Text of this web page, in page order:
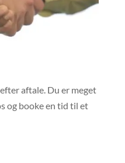
aftale. Du er meget
og booke en tid til et